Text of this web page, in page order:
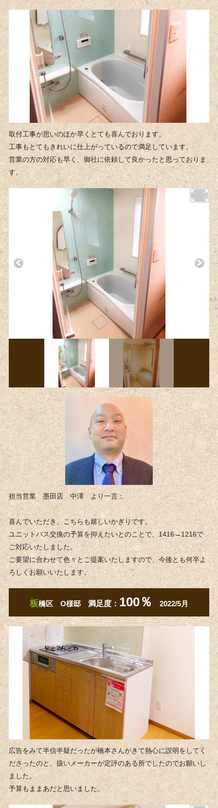
取付工事が思いのほか早くとても喜んでおります。
工事もとてもきれいに仕上がっているので満足しています。
営業の方の対応も早く、御社に依頼して良かったと思っておりま
す。
担当営業 墨田店 中澤 より一言：
喜んでいただき、こちらも嬉しいかぎりです。
ユニットバス交換の予算を抑えたいとのことで、1416→1216で
ご対応いたしました。
ご要望に合わせて色々とご提案いたしますので、今後とも何卒よ
ろしくお願いいたします。
板橋区 O​​​​​​様邸 満足度： 100％ 2022/5月
広告をみて半信半疑だったが橋本さんがきて熱心に説明をしてく
ださったのと、扱いメーカーが定評のある所でしたのでお願いし
ました。
予算もままあだと思いました。